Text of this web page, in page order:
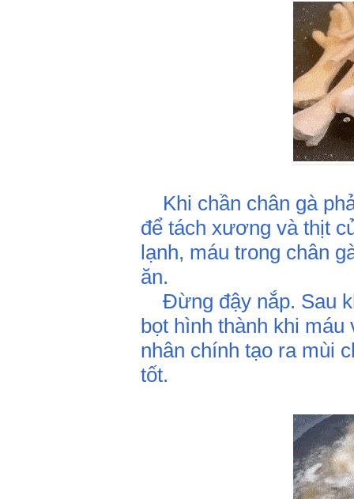
Khi chần chân gà
để tách xương và thịt
lạnh, máu trong chân
ăn.
Đừng đậy nắp. Sau
bọt hình thành khi
nhân chính tạo ra mùi
tốt.